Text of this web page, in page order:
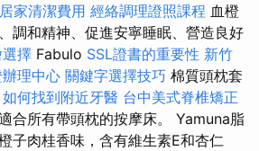
家清潔費用 經絡調理證照課程 血橙
調和精神、促進安寧睡眠、營造良好
擇 Fabulo SSL證書的重要性 新竹
理中心 關鍵字選擇技巧 棉質頭枕套
如何找到附近牙醫 台中美式脊椎矯正
合所有帶頭枕的按摩床。 Yamuna脂
子肉桂香味，含有維生素E和杏仁